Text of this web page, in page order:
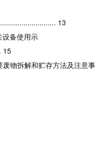
13
设备使用示
15
物拆解和贮存方法及注意事